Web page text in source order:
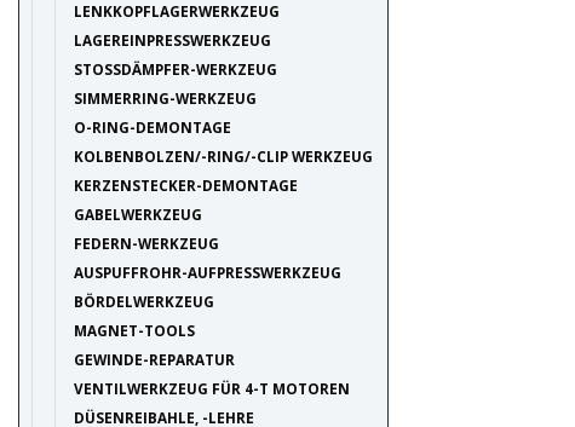
LENKKOPFLAGERWERKZEUG
LAGEREINPRESSWERKZEUG
STOSSDÄMPFER-WERKZEUG
SIMMERRING-WERKZEUG
O-RING-DEMONTAGE
KOLBENBOLZEN/-RING/-CLIP WERKZEUG
KERZENSTECKER-DEMONTAGE
GABELWERKZEUG
FEDERN-WERKZEUG
AUSPUFFROHR-AUFPRESSWERKZEUG
BÖRDELWERKZEUG
MAGNET-TOOLS
GEWINDE-REPARATUR
VENTILWERKZEUG FÜR 4-T MOTOREN
DÜSENREIBAHLE, -LEHRE